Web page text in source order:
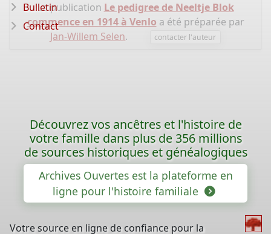
La publication Le pedigree de Neeltje Blok
commence en 1914 à Venlo a été préparée par
Jan-Willem Selen. contacter l'auteur
Bulletin
Contact
Découvrez vos ancêtres et l'histoire de
votre famille dans plus de 356 millions
de sources historiques et généalogiques
Archives Ouvertes est la plateforme en
ligne pour l'histoire familiale
Votre source en ligne de confiance pour la